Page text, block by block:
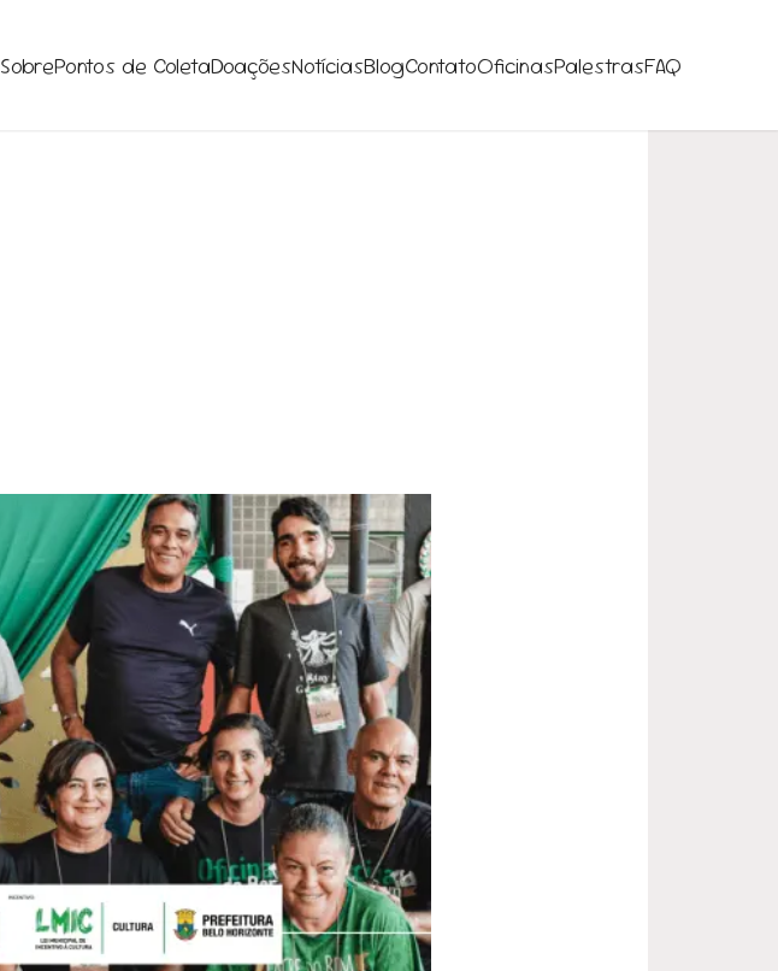
SobrePontos de ColetaDoaçõesNotíciasBlogContatoOficinasPalestrasFAQ